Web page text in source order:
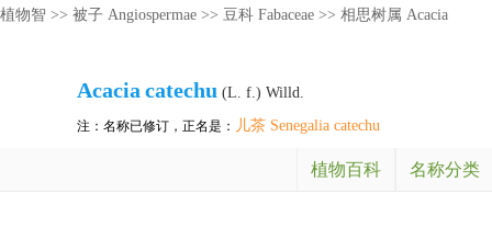
植物智 >> 被子 Angiospermae >> 豆科 Fabaceae >> 相思树属 Acacia
Acacia catechu (L. f.) Willd.
注：名称已修订，正名是： 儿茶 Senegalia catechu
植物百科 名称分类